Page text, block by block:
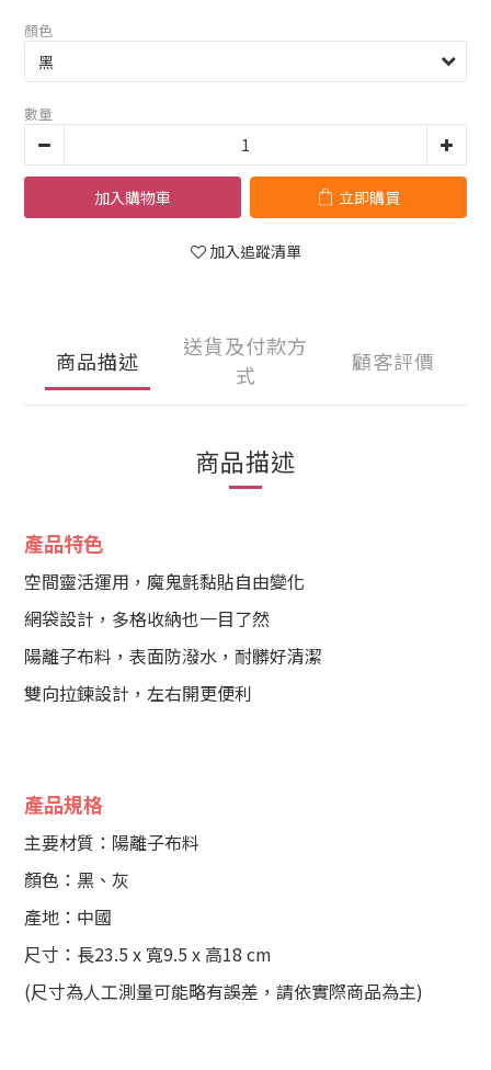
顏色
數量
加入購物車 立即購買
加入追蹤清單
商品描述
送貨及付款方
式
顧客評價
商品描述
產品特色
空間靈活運用，魔鬼氈黏貼自由變化
網袋設計，多格收納也一目了然
陽離子布料，表面防潑水，耐髒好清潔
雙向拉鍊設計，左右開更便利
產品規格
主要材質：陽離子布料
顏色：黑、灰
產地：中國
尺寸：長23.5 x 寬9.5 x 高18 cm
(尺寸為人工測量可能略有誤差，請依實際商品為主)